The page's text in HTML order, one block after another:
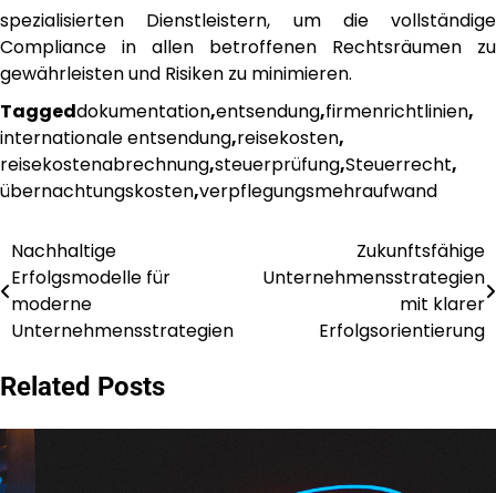
spezialisierten Dienstleistern, um die vollständige
Compliance in allen betroffenen Rechtsräumen zu
gewährleisten und Risiken zu minimieren.
Taggeddokumentation,entsendung,firmenrichtlinien,
internationale entsendung,reisekosten,
reisekostenabrechnung,steuerprüfung,Steuerrecht,
übernachtungskosten,verpflegungsmehraufwand
Post
navigation
Nachhaltige
Erfolgsmodelle für
moderne
Unternehmensstrategien
Zukunftsfähige
Unternehmensstrategien
mit klarer
Erfolgsorientierung
Related Posts